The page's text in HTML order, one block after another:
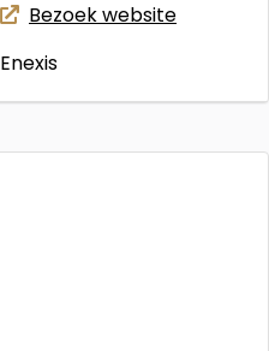
Bezoek website
Enexis